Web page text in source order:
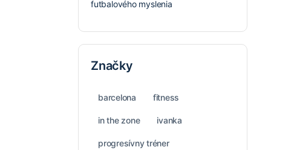
futbalového myslenia
Značky
barcelona fitness
in the zone ivanka
progresívny tréner